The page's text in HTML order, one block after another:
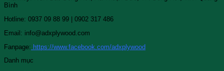
Bình
Hotline: 0937 09 88 99 | 0902 317 486
Email: info@adxplywood.com
Fanpage: https://www.facebook.com/adxplywood
Danh mục